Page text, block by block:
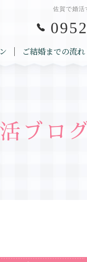
佐賀で婚活
ご結婚までの流れ
ブロ